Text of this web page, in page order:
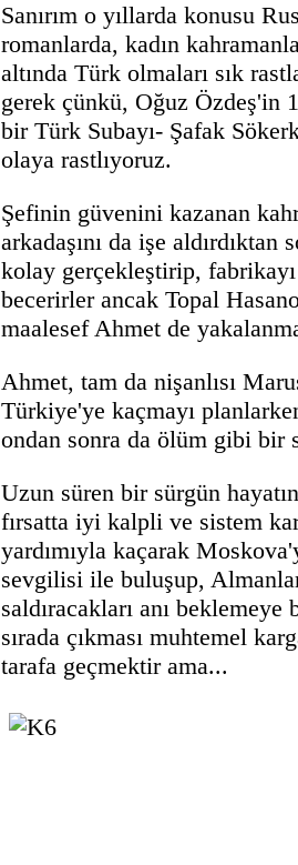
Sanırım o yıllarda konusu
romanlarda, kadın
altında Türk olmaları sık
gerek çünkü, Oğuz Özdeş'in
bir Türk Subayı- Şafak
olaya rastlıyoruz.
Şefinin güvenini kazanan
arkadaşını da işe aldırdıktan
kolay gerçekleştirip,
becerirler ancak Topal
maalesef Ahmet de
Ahmet, tam da nişanlısı
Türkiye'ye kaçmayı
ondan sonra da ölüm gibi bir
Uzun süren bir sürgün
fırsatta iyi kalpli ve sistem
yardımıyla kaçarak
sevgilisi ile buluşup,
saldıracakları anı beklemeye
sırada çıkması muhtemel
tarafa geçmektir ama...